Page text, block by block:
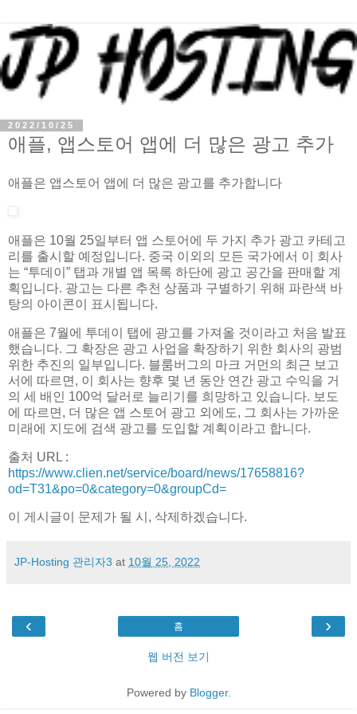
2022/10/25
애플, 앱스토어 앱에 더 많은 광고 추가
애플은 앱스토어 앱에 더 많은 광고를 추가합니다
애플은 10월 25일부터 앱 스토어에 두 가지 추가 광고 카테고
리를 출시할 예정입니다. 중국 이외의 모든 국가에서 이 회사
는 “투데이” 탭과 개별 앱 목록 하단에 광고 공간을 판매할 계
획입니다. 광고는 다른 추천 상품과 구별하기 위해 파란색 바
탕의 아이콘이 표시됩니다.
애플은 7월에 투데이 탭에 광고를 가져올 것이라고 처음 발표
했습니다. 그 확장은 광고 사업을 확장하기 위한 회사의 광범
위한 추진의 일부입니다. 블룸버그의 마크 거먼의 최근 보고
서에 따르면, 이 회사는 향후 몇 년 동안 연간 광고 수익을 거
의 세 배인 100억 달러로 늘리기를 희망하고 있습니다. 보도
에 따르면, 더 많은 앱 스토어 광고 외에도, 그 회사는 가까운
미래에 지도에 검색 광고를 도입할 계획이라고 합니다.
출처 URL :
https://www.clien.net/service/board/news/17658816?
od=T31&po=0&category=0&groupCd=
이 게시글이 문제가 될 시, 삭제하겠습니다.
JP-Hosting 관리자3 at 10월 25, 2022
‹ ›
홈
웹 버전 보기
Powered by Blogger.